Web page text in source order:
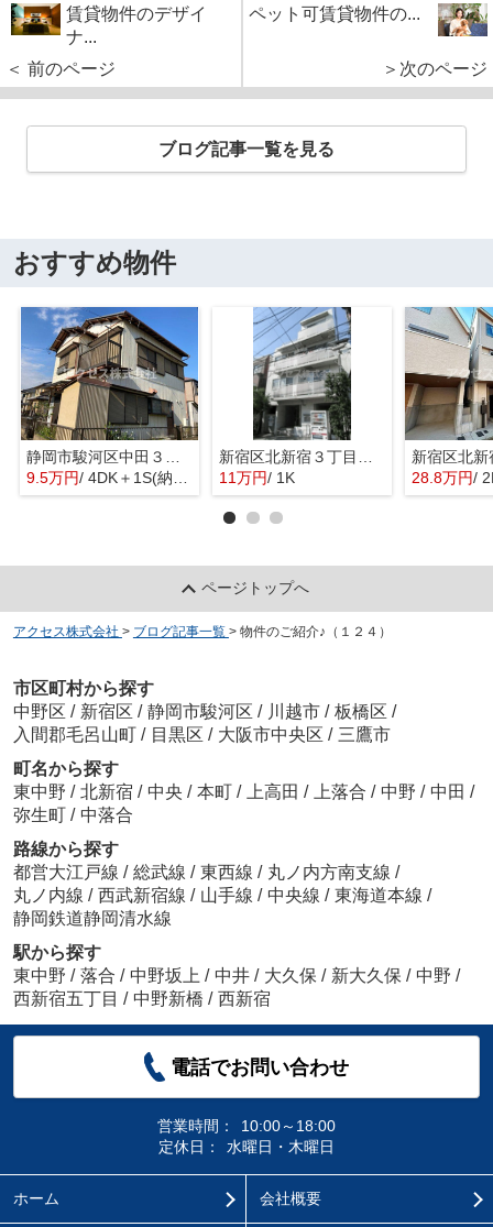
賃貸物件のデザイ
ナ...
＜ 前のページ
ペット可賃貸物件の...
＞次のページ
ブログ記事一覧を見る
おすすめ物件
9.5万円/ 4DK＋1S(納戸)
11万円/ 1K 28.8万円/
ページトップへ
アクセス株式会社 > ブログ記事一覧 > 物件のご紹介♪（１２４）
市区町村から探す
中野区 / 新宿区 / 静岡市駿河区 / 川越市 / 板橋区 /
入間郡毛呂山町 / 目黒区 / 大阪市中央区 / 三鷹市
町名から探す
東中野 / 北新宿 / 中央 / 本町 / 上高田 / 上落合 / 中野 / 中田 /
弥生町 / 中落合
路線から探す
都営大江戸線 / 総武線 / 東西線 / 丸ノ内方南支線 /
丸ノ内線 / 西武新宿線 / 山手線 / 中央線 / 東海道本線 /
静岡鉄道静岡清水線
駅から探す
東中野 / 落合 / 中野坂上 / 中井 / 大久保 / 新大久保 / 中野 /
西新宿五丁目 / 中野新橋 / 西新宿
電話でお問い合わせ
営業時間：
10:00～18:00
定休日：
水曜日・木曜日
ホーム 会社概要